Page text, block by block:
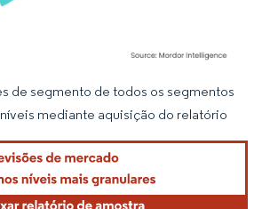
O reuso requer atribuição conforme CC BY 4.0.
de segmento de todos os segmentos
mediante aquisição do relatório